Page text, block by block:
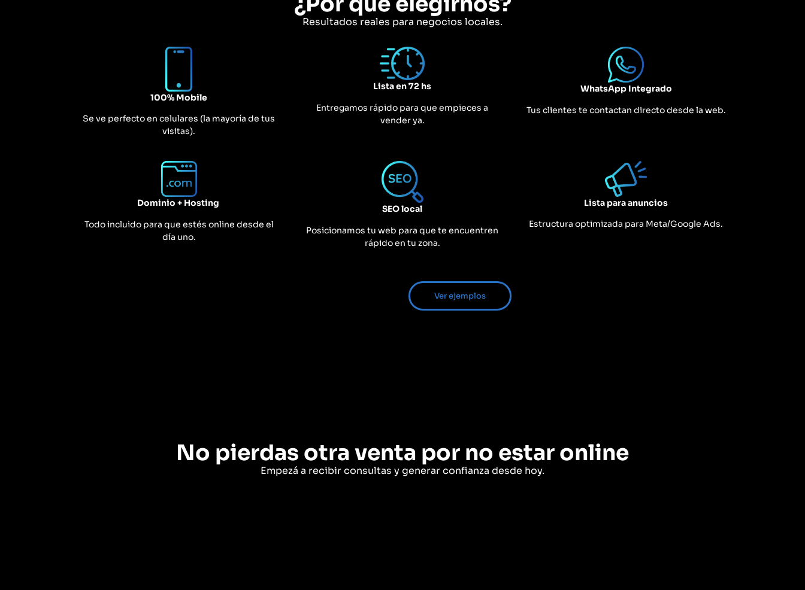
Resultados reales para negocios locales.
100% Mobile
Se ve perfecto en celulares (la mayoría de tus
visitas).
Lista en 72 hs
Entregamos rápido para que empieces a
vender ya.
WhatsApp Integrado
Tus clientes te contactan directo desde la web.
Dominio + Hosting
Todo incluido para que estés online desde el
día uno.
SEO local
Posicionamos tu web para que te encuentren
rápido en tu zona.
Lista para anuncios
Estructura optimizada para Meta/Google Ads.
Ver ejemplos
No pierdas otra venta por no estar online
Empezá a recibir consultas y generar confianza desde hoy.